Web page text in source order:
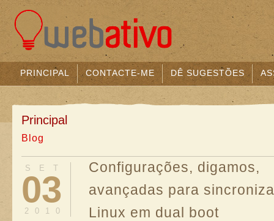
PRINCIPAL CONTACTE-ME DÊ SUGESTÕES
Principal
Blog
SET
03
2010
Configurações, digamos,
avançadas para
Linux em dual boot